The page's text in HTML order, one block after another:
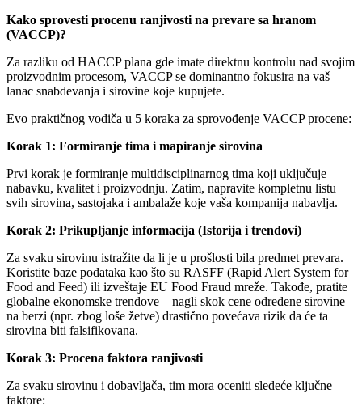
Kako sprovesti procenu ranjivosti na prevare sa hranom
(VACCP)?
Za razliku od HACCP plana gde imate direktnu kontrolu nad svojim
proizvodnim procesom, VACCP se dominantno fokusira na vaš
lanac snabdevanja i sirovine koje kupujete.
Evo praktičnog vodiča u 5 koraka za sprovođenje VACCP procene:
Korak 1: Formiranje tima i mapiranje sirovina
Prvi korak je formiranje multidisciplinarnog tima koji uključuje
nabavku, kvalitet i proizvodnju. Zatim, napravite kompletnu listu
svih sirovina, sastojaka i ambalaže koje vaša kompanija nabavlja.
Korak 2: Prikupljanje informacija (Istorija i trendovi)
Za svaku sirovinu istražite da li je u prošlosti bila predmet prevara.
Koristite baze podataka kao što su RASFF (Rapid Alert System for
Food and Feed) ili izveštaje EU Food Fraud mreže. Takođe, pratite
globalne ekonomske trendove – nagli skok cene određene sirovine
na berzi (npr. zbog loše žetve) drastično povećava rizik da će ta
sirovina biti falsifikovana.
Korak 3: Procena faktora ranjivosti
Za svaku sirovinu i dobavljača, tim mora oceniti sledeće ključne
faktore: